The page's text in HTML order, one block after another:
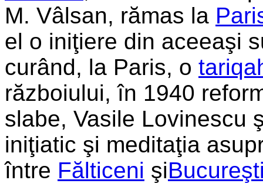
M. Vâlsan, rămas la
el o iniţiere din aceeaşi
curând, la Paris, o
războiului, în 1940
slabe, Vasile Lovinescu
iniţiatic şi meditaţia
între Fălticeni şi